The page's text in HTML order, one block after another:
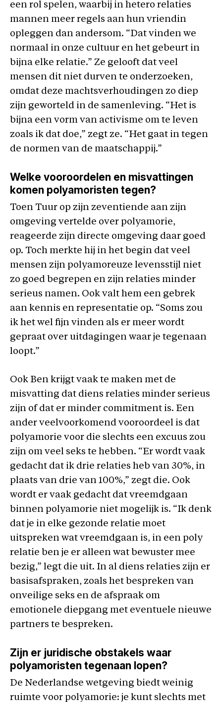
een rol spelen, waarbij in hetero relaties
mannen meer regels aan hun vriendin
opleggen dan andersom. “Dat vinden we
normaal in onze cultuur en het gebeurt in
bijna elke relatie.” Ze gelooft dat veel
mensen dit niet durven te onderzoeken,
omdat deze machtsverhoudingen zo diep
zijn geworteld in de samenleving. “Het is
bijna een vorm van activisme om te leven
zoals ik dat doe,” zegt ze. “Het gaat in tegen
de normen van de maatschappij.”
Welke vooroordelen en misvattingen
komen polyamoristen tegen?
Toen Tuur op zijn zeventiende aan zijn
omgeving vertelde over polyamorie,
reageerde zijn directe omgeving daar goed
op. Toch merkte hij in het begin dat veel
mensen zijn polyamoreuze levensstijl niet
zo goed begrepen en zijn relaties minder
serieus namen. Ook valt hem een gebrek
aan kennis en representatie op. “Soms zou
ik het wel fijn vinden als er meer wordt
gepraat over uitdagingen waar je tegenaan
loopt.”
Ook Ben krijgt vaak te maken met de
misvatting dat diens relaties minder serieus
zijn of dat er minder commitment is. Een
ander veelvoorkomend vooroordeel is dat
polyamorie voor die slechts een excuus zou
zijn om veel seks te hebben. “Er wordt vaak
gedacht dat ik drie relaties heb van 30%, in
plaats van drie van 100%,” zegt die. Ook
wordt er vaak gedacht dat vreemdgaan
binnen polyamorie niet mogelijk is. “Ik denk
dat je in elke gezonde relatie moet
uitspreken wat vreemdgaan is, in een poly
relatie ben je er alleen wat bewuster mee
bezig,” legt die uit. In al diens relaties zijn er
basisafspraken, zoals het bespreken van
onveilige seks en de afspraak om
emotionele diepgang met eventuele nieuwe
partners te bespreken.
Zijn er juridische obstakels waar
polyamoristen tegenaan lopen?
De Nederlandse wetgeving biedt weinig
ruimte voor polyamorie: je kunt slechts met